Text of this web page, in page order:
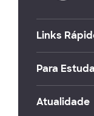
Links
Para
Atualidade